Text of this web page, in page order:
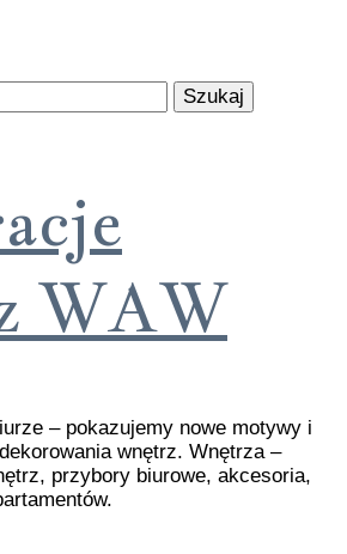
WAW
– pokazujemy nowe motywy i
wnętrz. Wnętrza –
przybory biurowe, akcesoria,